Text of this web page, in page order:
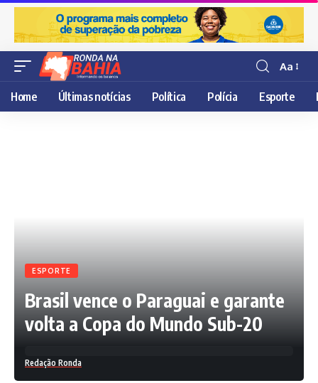
Resisor
de
fonte
Aa
Home Últimas notícias Política Polícia Esporte
ESPORTE
Brasil vence o Paraguai e garante
volta a Copa do Mundo Sub-20
Redação Ronda